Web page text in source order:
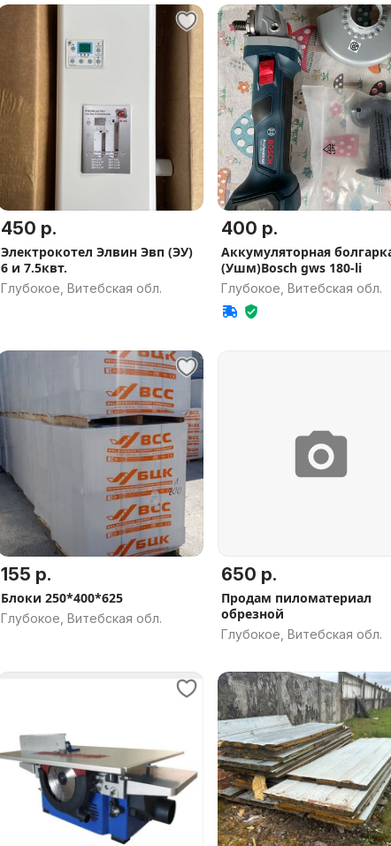
450 р.
Электрокотел Элвин Эвп (ЭУ)
6 и 7.5квт.
Глубокое, Витебская обл.
400 р.
Аккумуляторная
(Ушм)Bosch gws 180-li
Глубокое, Витебская обл.
155 р.
Блоки 250*400*625
Глубокое, Витебская обл.
650 р.
Продам пиломатериал
обрезной
Глубокое, Витебская обл.